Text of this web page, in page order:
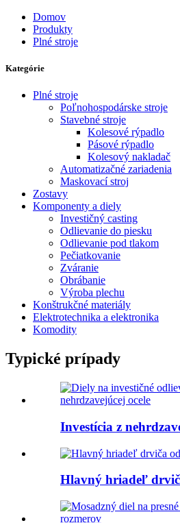
Domov
Produkty
Plné stroje
Kategórie
Plné stroje
Poľnohospodárske stroje
Stavebné stroje
Kolesové rýpadlo
Pásové rýpadlo
Kolesový nakladač
Automatizačné zariadenia
Maskovací stroj
Zostavy
Komponenty a diely
Investičný casting
Odlievanie do piesku
Odlievanie pod tlakom
Pečiatkovanie
Zváranie
Obrábanie
Výroba plechu
Konštrukčné materiály
Elektrotechnika a elektronika
Komodity
Typické prípady
Investícia z
Hlavný hriadeľ